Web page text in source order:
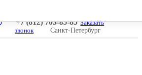
+7 (812) 703-85-85 Заказать
звонок
Санкт-Петербург